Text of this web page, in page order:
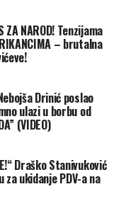
ZA NAROD! Tenzijama
– brutalna
Drinić poslao
ulazi u borbu od
(VIDEO)
Draško Stanivuković
ukidanje PDV-a na